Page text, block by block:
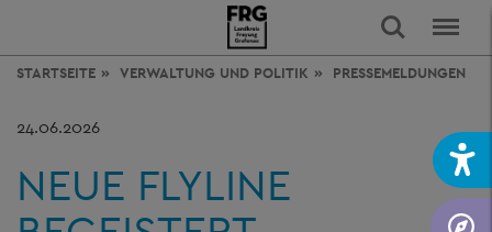
STARTSEITE VERWALTUNG UND POLITIK PRESSEMELDUNGEN
24.06.2026
NEUE FLYLINE